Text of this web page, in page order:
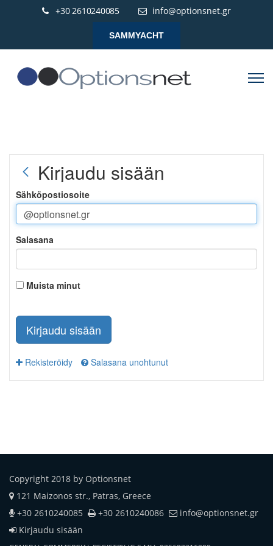
+30 2610240085 info@optionsnet.gr
SAMMYACHT
Kirjaudu sisään
Sähköpostiosoite
Salasana
Muista minut
Kirjaudu sisään
Rekisteröidy Salasana unohtunut
Copyright 2018 by Optionsnet
121 Maizonos str., Patras, Greece
+30 2610240085
+30 2610240086
info@optionsnet.gr
Kirjaudu sisään